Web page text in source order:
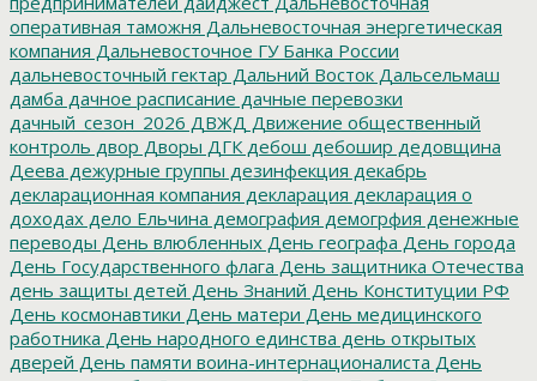
оперативная таможня Дальневосточная энергетическая
компания Дальневосточное ГУ Банка России
дальневосточный гектар Дальний Восток Дальсельмаш
дамба дачное расписание дачные перевозки
дачный_сезон_2026 ДВЖД Движение общественный
контроль двор Дворы ДГК дебош дебошир дедовщина
Деева дежурные группы дезинфекция декабрь
декларационная компания декларация декларация о
доходах дело Ельчина демография демогрфия денежные
переводы День влюбленных День географа День города
День Государственного флага День защитника Отечества
день защиты детей День Знаний День Конституции РФ
День космонавтики День матери День медицинского
работника День народного единства день открытых
дверей День памяти воина-интернационалиста День